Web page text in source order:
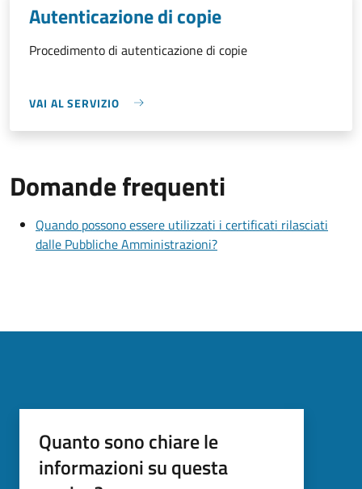
Autenticazione di copie
Procedimento di autenticazione di copie
VAI AL SERVIZIO
Domande frequenti
Quando possono essere utilizzati i certificati rilasciati
dalle Pubbliche Amministrazioni?
Quanto sono chiare le
informazioni su questa